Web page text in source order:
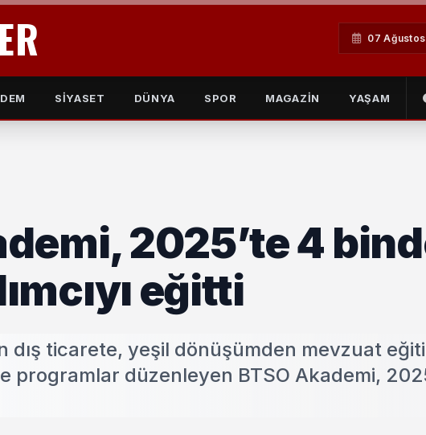
07
SİYASET DÜNYA SPOR MAGAZİN YAŞAM
2025’te 4
eğitti
dış ticarete, yeşil dönüşümden mevzuat
programlar düzenleyen BTSO Akademi,